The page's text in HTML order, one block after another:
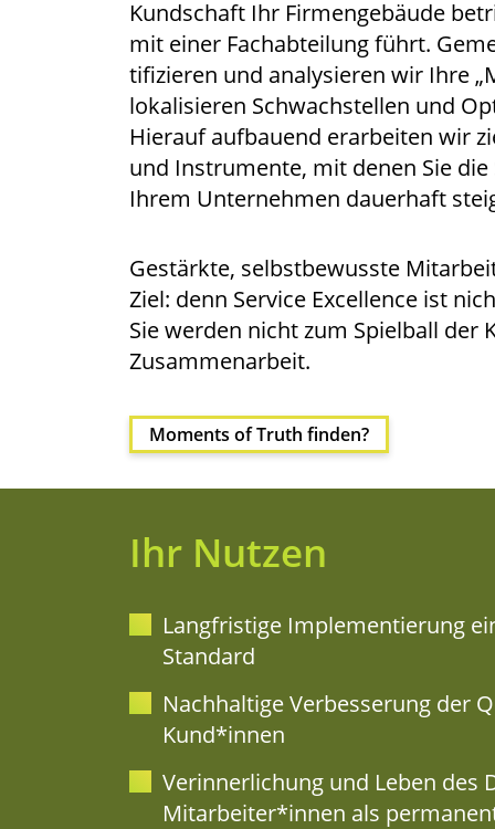
Kund­schaft Ihr Fir­men­ge­bäu­de
mit einer Fach­ab­tei­lung führt.
ti­fi­zie­ren und ana­ly­sie­ren wir Ihre
loka­li­sie­ren Schwach­stel­len und
Hier­auf auf­bau­end erar­bei­ten wir
und Instru­men­te, mit denen Sie die
Ihrem Unter­neh­men dau­er­haft
Gestärk­te, selbst­be­wuss­te
Ziel: denn Ser­vice Excel­lence ist
Sie wer­den nicht zum Spiel­ball
Zusammenarbeit.
Moments of Truth finden?
Ihr Nut­zen
Lang­fris­ti­ge Imple­men­tie­rung
Standard
Nach­hal­ti­ge Ver­bes­se­rung der
Kund*innen
Ver­in­ner­li­chung und Leben des
Mitarbeiter*innen als